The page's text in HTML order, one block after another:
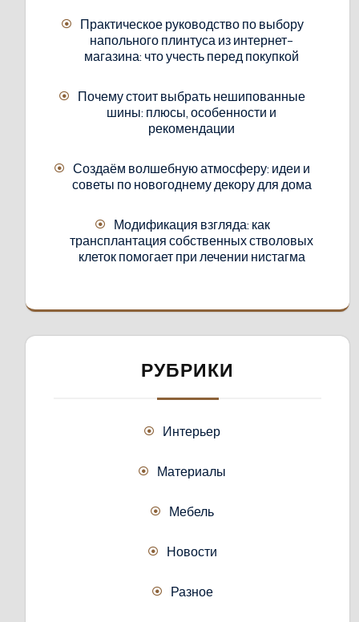
Практическое руководство по выбору
напольного плинтуса из интернет-
магазина: что учесть перед покупкой
Почему стоит выбрать нешипованные
шины: плюсы, особенности и
рекомендации
Создаём волшебную атмосферу: идеи и
советы по новогоднему декору для дома
Модификация взгляда: как
трансплантация собственных стволовых
клеток помогает при лечении нистагма
РУБРИКИ
Интерьер
Материалы
Мебель
Новости
Разное